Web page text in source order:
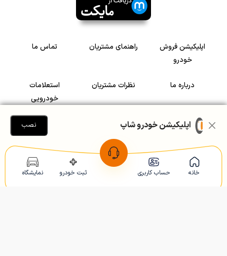
خانه حساب کاربری ثبت خودرو نمایشگاه
اپلیکیشن فروش
خودرو
راهنمای مشتریان تماس ما
درباره ما نظرات مشتریان
استعلامات
خودرویی
سرمایه گذاری در
رضایت مشتریان
Copyright © 2005-2026 Khodroshop.ir
اپلیکیشن خودرو شاپ نصب